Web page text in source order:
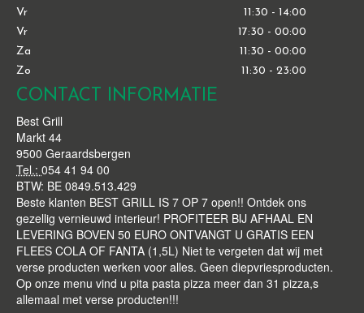
Vr
11:30 - 14:00
Vr
17:30 - 00:00
Za
11:30 - 00:00
Zo
11:30 - 23:00
CONTACT INFORMATIE
Best Grill
Markt 44
9500 Geraardsbergen
Tel.: 054 41 94 00
BTW: BE 0849.513.429
Beste klanten BEST GRILL IS 7 OP 7 open!! Ontdek ons
gezellig vernieuwd interieur! PROFITEER BIJ AFHAAL EN
LEVERING BOVEN 50 EURO ONTVANGT U GRATIS EEN
FLEES COLA OF FANTA (1,5L) Niet te vergeten dat wij met
verse producten werken voor alles. Geen diepvriesproducten.
Op onze menu vind u pita pasta pizza meer dan 31 pizza,s
allemaal met verse producten!!!